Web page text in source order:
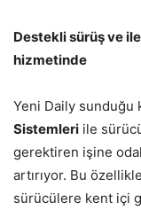
Destekli sürüş ve
hizmetinde
Yeni Daily sunduğu
Sistemleri ile
gerektiren işine
artırıyor. Bu
sürücülere kent içi